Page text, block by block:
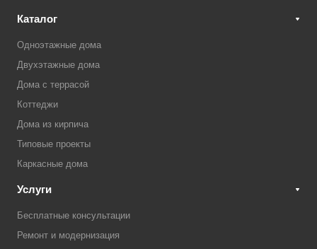
Каталог
Одноэтажные дома
Двухэтажные дома
Дома с террасой
Коттеджи
Дома из кирпича
Типовые проекты
Каркасные дома
Услуги
Бесплатные консультации
Ремонт и модернизация